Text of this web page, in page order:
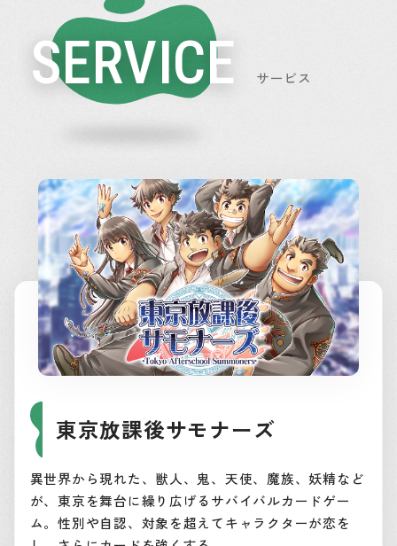
SERVICE サービス
東京放課後サモナーズ
異世界から現れた、獣人、鬼、天使、魔族、妖精など
が、東京を舞台に繰り広げるサバイバルカードゲー
ム。性別や自認、対象を超えてキャラクターが恋を